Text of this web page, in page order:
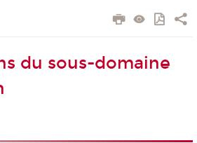
du sous-domaine